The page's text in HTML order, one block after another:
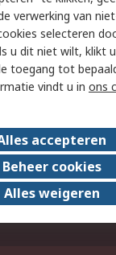
Email
Over ons
Werken
verwerking van
selecteren
u dit niet wilt, klikt
toegang tot
vindt u in ons
accepteren
Beheer cookies
Alles weigeren